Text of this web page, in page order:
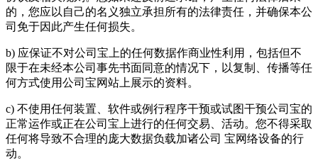
的，您应以自己的名义独立承担所有的法律责任，并确保本公
司免于因此产生任何损失。
b) 应保证不对公司宝上的任何数据作商业性利用，包括但不
限于在未经本公司事先书面同意的情况下，以复制、传播等任
何方式使用公司宝网站上展示的资料。
c) 不使用任何装置、软件或例行程序干预或试图干预公司宝的
正常运作或正在公司宝上进行的任何交易、活动。您不得采取
任何将导致不合理的庞大数据负载加诸公司 宝网络设备的行
动。